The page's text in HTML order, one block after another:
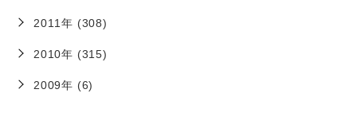
2011年 (308)
2010年 (315)
2009年 (6)